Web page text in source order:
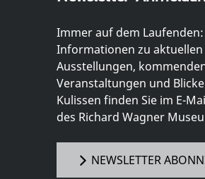
Immer auf dem Laufenden:
Informationen zu aktuellen
Ausstellungen,
Veranstaltungen und
Kulissen finden Sie im E-
des Richard Wagner
NEWSLETTER